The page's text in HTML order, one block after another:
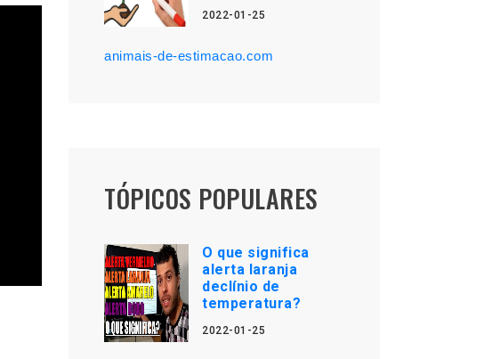
2022-01-25
animais-de-estimacao.com
TÓPICOS POPULARES
O que significa
alerta laranja
declínio de
temperatura?
2022-01-25